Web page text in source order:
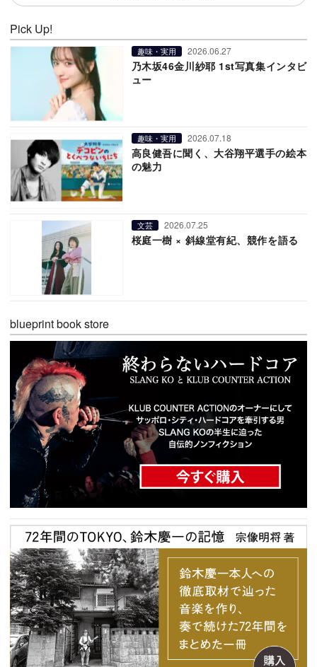
Pick Up!
趣味・実用 2026.06.27
乃木坂46金川紗耶 1st写真集インタビ
ュー
趣味・実用 2026.07.18
高良健吾に聞く、大谷翔平選手の絵本
の魅力
文芸 2026.07.25
桜庭一樹 × 斜線堂有紀、競作を語る
blueprint book store